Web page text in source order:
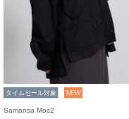
タイムセール対象 NEW
Samansa Mos2